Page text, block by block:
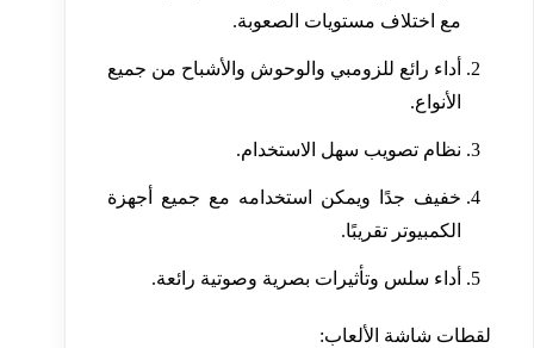
مع اختلاف مستويات الصعوبة.
أداء رائع للزومبي والوحوش والأشباح من جميع
الأنواع.
نظام تصويب سهل الاستخدام.
خفيف جدًا ويمكن استخدامه مع جميع أجهزة
الكمبيوتر تقريبًا.
أداء سلس وتأثيرات بصرية وصوتية رائعة.
لقطات شاشة الألعاب: